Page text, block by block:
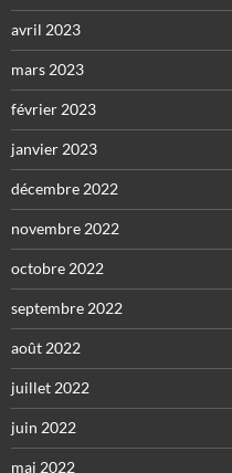
avril 2023
mars 2023
février 2023
janvier 2023
décembre 2022
novembre 2022
octobre 2022
septembre 2022
août 2022
juillet 2022
juin 2022
mai 2022